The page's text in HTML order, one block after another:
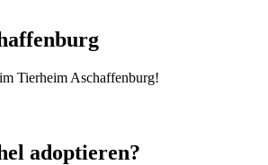
Tierheim Aschaffenburg!
adoptieren?